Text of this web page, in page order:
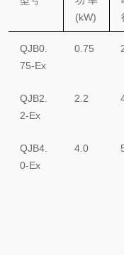
(kW)
QJB0.
75-Ex
0.75
QJB2.
2-Ex
2.2
QJB4.
0-Ex
4.0